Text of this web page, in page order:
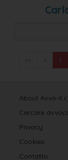
1
About Avvo-
Cercare
Privacy
Cookies
Contatto